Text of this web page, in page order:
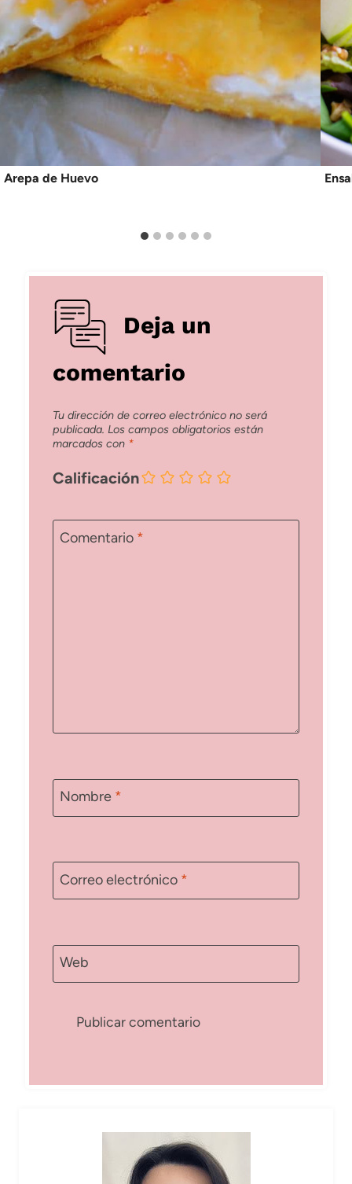
Arepa de Huevo
Deja un
comentario
Tu dirección de correo electrónico no será
publicada. Los campos obligatorios están
marcados con *
Calificación
Comentario *
Nombre *
Correo electrónico *
Web